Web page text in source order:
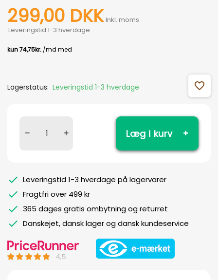
299,00 DKK Inkl. moms
Leveringstid 1-3 hverdage
Lagerstatus: Leveringstid 1-3 hverdage favorite_outline
Læg i kurv
Leveringstid 1-3 hverdage på lagervarer
Fragtfri over 499 kr
365 dages gratis ombytning og returret
Danskejet, dansk lager og dansk kundeservice